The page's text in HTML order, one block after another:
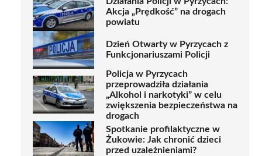
Akcja „Prędkość” na drogach
powiatu
Dzień Otwarty w Pyrzycach z
Funkcjonariuszami Policji
Policja w Pyrzycach
przeprowadziła działania
„Alkohol i narkotyki” w celu
zwiększenia bezpieczeństwa na
drogach
Spotkanie profilaktyczne w
Żukowie: Jak chronić dzieci
przed uzależnieniami?